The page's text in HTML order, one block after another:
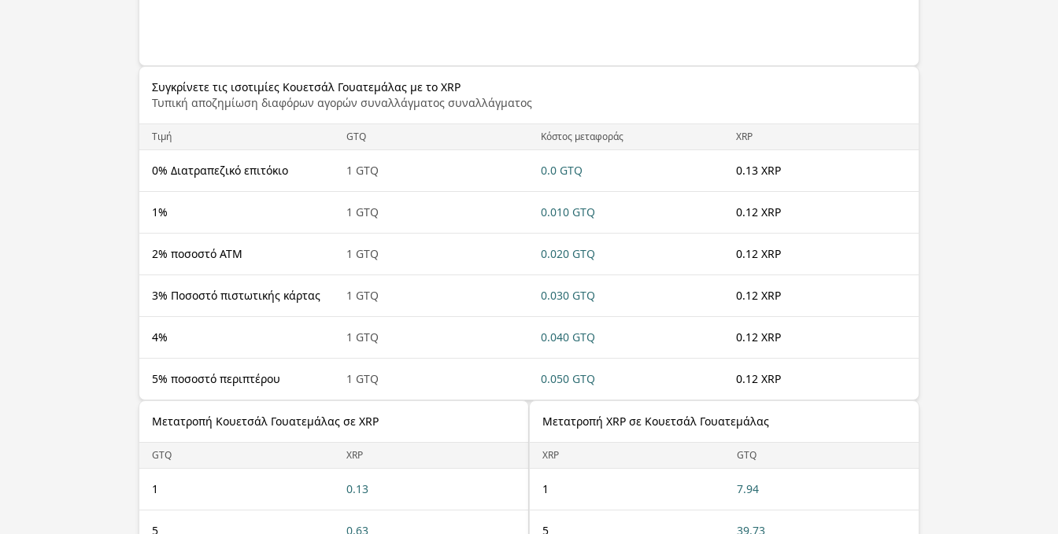
Συγκρίνετε τις ισοτιμίες Κουετσάλ Γουατεμάλας με το XRP
Τυπική αποζημίωση διαφόρων αγορών συναλλάγματος συναλλάγματος
Τιμή GTQ Κόστος μεταφοράς XRP
0% Διατραπεζικό επιτόκιο 1 GTQ 0.0 GTQ 0.13 XRP
1% 1 GTQ 0.010 GTQ 0.12 XRP
2% ποσοστό ΑΤΜ 1 GTQ 0.020 GTQ 0.12 XRP
3% Ποσοστό πιστωτικής κάρτας 1 GTQ 0.030 GTQ 0.12 XRP
4% 1 GTQ 0.040 GTQ 0.12 XRP
5% ποσοστό περιπτέρου 1 GTQ 0.050 GTQ 0.12 XRP
Μετατροπή Κουετσάλ Γουατεμάλας σε XRP
GTQ XRP
1 0.13
5 0.63
Μετατροπή XRP σε Κουετσάλ Γουατεμάλας
XRP GTQ
1 7.94
5 39.73